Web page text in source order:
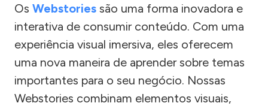
Os Webstories são uma forma inovadora e
interativa de consumir conteúdo. Com uma
experiência visual imersiva, eles oferecem
uma nova maneira de aprender sobre temas
importantes para o seu negócio. Nossas
Webstories combinam elementos visuais,